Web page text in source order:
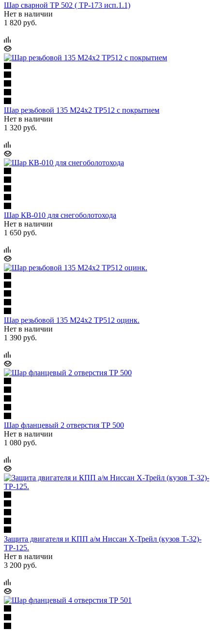
Шар сварной ТР 502 ( ТР-173 исп.1.1)
Нет в наличии
1 820 руб.
Шар резьбовой 135 М24х2 ТР512 с покрытием
Нет в наличии
1 320 руб.
Шар КВ-010 для снегоболотохода
Нет в наличии
1 650 руб.
Шар резьбовой 135 М24х2 ТР512 оцинк.
Нет в наличии
1 390 руб.
Шар фланцевый 2 отверстия ТР 500
Нет в наличии
1 080 руб.
Защита двигателя и КПП а/м Ниссан Х-Трейл (кузов Т-32)-
ТР-125.
Нет в наличии
3 200 руб.